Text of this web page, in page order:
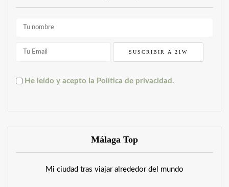
He leído y acepto la Política de privacidad.
Málaga Top
Mi ciudad tras viajar alrededor del mundo